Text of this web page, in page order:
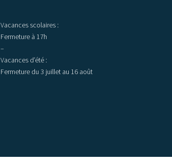
Vacances scolaires :
Fermeture à 17h
–
Vacances d’été :
Fermeture du 3 juillet au 16 août